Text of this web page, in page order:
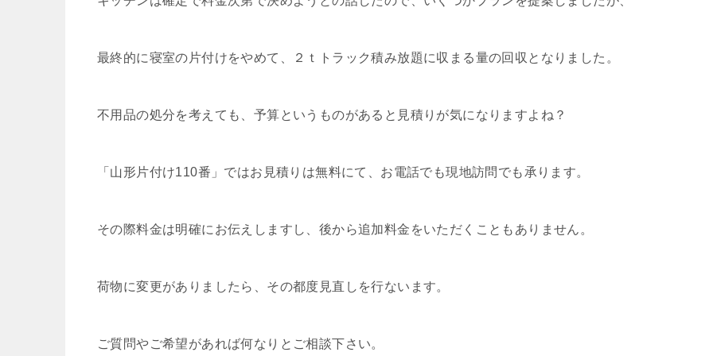
最終的に寝室の片付けをやめて、２ｔトラック積み放題に収まる量の回収となりました。
不用品の処分を考えても、予算というものがあると見積りが気になりますよね？
「山形片付け110番」ではお見積りは無料にて、お電話でも現地訪問でも承ります。
その際料金は明確にお伝えしますし、後から追加料金をいただくこともありません。
荷物に変更がありましたら、その都度見直しを行ないます。
ご質問やご希望があれば何なりとご相談下さい。